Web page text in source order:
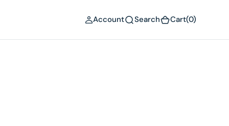
Account Search Cart(0)